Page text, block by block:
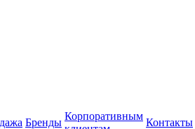
Бренды
Корпоративным
Контакты